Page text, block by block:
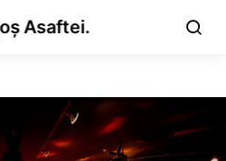
Asaftei.